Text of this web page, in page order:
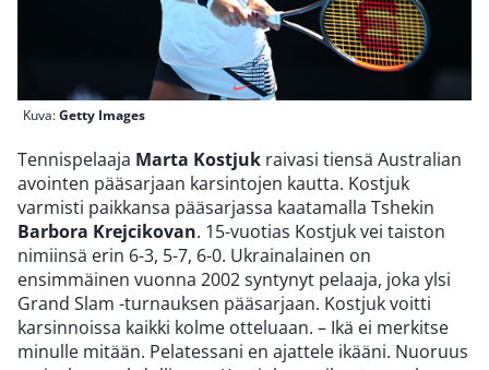
Kuva:Getty Images
Tennispelaaja Marta Kostjuk raivasi tiensä Australian
avointen pääsarjaan karsintojen kautta. Kostjuk
varmisti paikkansa pääsarjassa kaatamalla Tshekin
Barbora Krejcikovan. 15-vuotias Kostjuk vei taiston
nimiinsä erin 6-3, 5-7, 6-0. Ukrainalainen on
ensimmäinen vuonna 2002 syntynyt pelaaja, joka ylsi
Grand Slam -turnauksen pääsarjaan. Kostjuk voitti
karsinnoissa kaikki kolme otteluaan. – Ikä ei merkitse
minulle mitään. Pelatessani en ajattele ikääni. Nuoruus